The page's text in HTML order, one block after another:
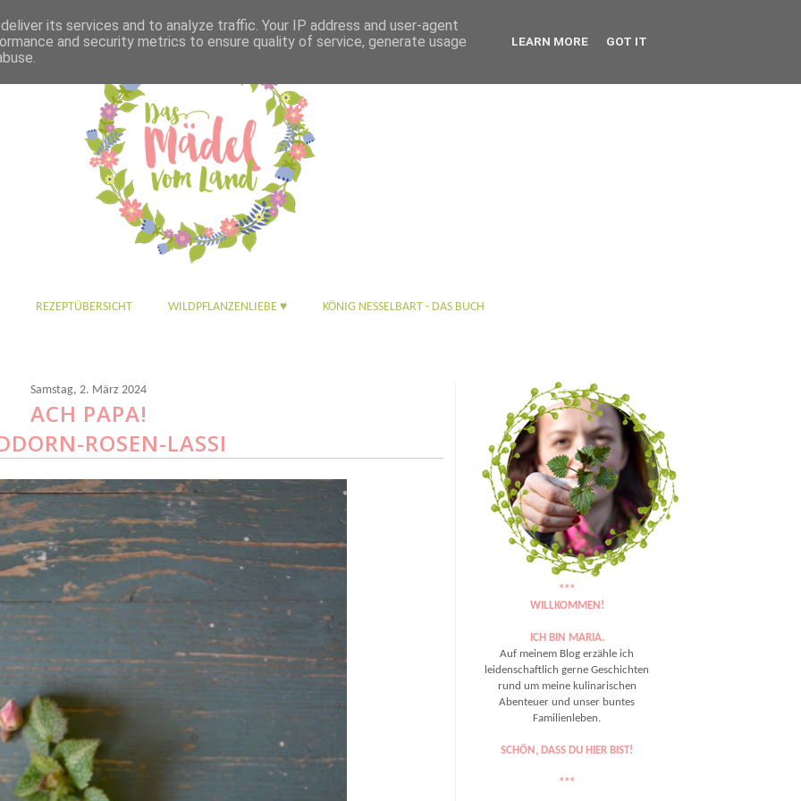
REZEPTÜBERSICHT WILDPFLANZENLIEBE ♥ KÖNIG NESSELBART - DAS BUCH
Samstag, 2. März 2024
ACH PAPA!
ROSEN-LASSI
***
WILLKOMMEN!
ICH BIN MARIA.
Auf meinem Blog erzähle ich
leidenschaftlich gerne Geschichten
rund um meine kulinarischen
Abenteuer und unser buntes
Familienleben.
SCHÖN, DASS DU HIER BIST!
***
its services and to analyze traffic. Your IP address and user-agent
and security metrics to ensure quality of service, generate usage
LEARN MORE GOT IT